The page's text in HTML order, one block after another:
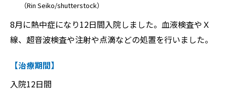
（Rin Seiko/shutterstock）
8月に熱中症になり12日間入院しました。血液検査やＸ
線、超音波検査や注射や点滴などの処置を行いました。
【治療期間】
入院12日間